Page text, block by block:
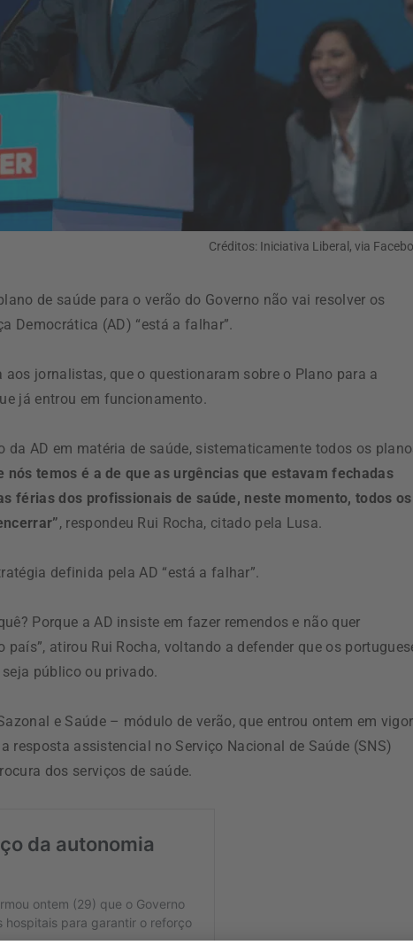
Créditos: Iniciativa Liberal, via
de saúde para o verão do Governo não vai resolver os
Democrática (AD) “está a falhar”.
jornalistas, que o questionaram sobre o Plano para a
já entrou em funcionamento.
da AD em matéria de saúde, sistematicamente todos os
nós temos é a de que as urgências que estavam fechadas
férias dos profissionais de saúde, neste momento, todos os
, respondeu Rui Rocha, citado pela Lusa.
definida pela AD “está a falhar”.
Porque a AD insiste em fazer remendos e não quer
atirou Rui Rocha, voltando a defender que os
público ou privado.
e Saúde – módulo de verão, que entrou ontem em
resposta assistencial no Serviço Nacional de Saúde (SNS)
dos serviços de saúde.